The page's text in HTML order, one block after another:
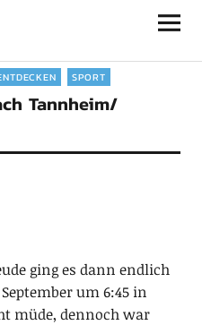
Hamburg
SPORT
Tannheim/
ging es dann endlich
um 6:45 in
müde, dennoch war